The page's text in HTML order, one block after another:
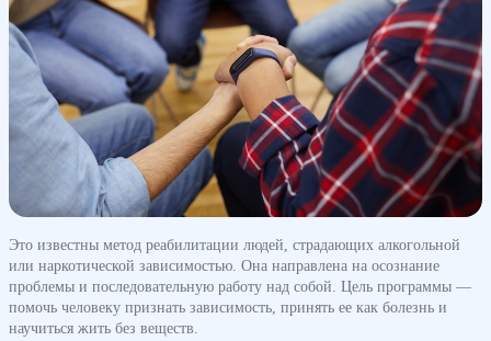
Это известны метод реабилитации людей, страдающих алкогольной
или наркотической зависимостью. Она направлена на осознание
проблемы и последовательную работу над собой. Цель программы —
помочь человеку признать зависимость, принять ее как болезнь и
научиться жить без веществ.